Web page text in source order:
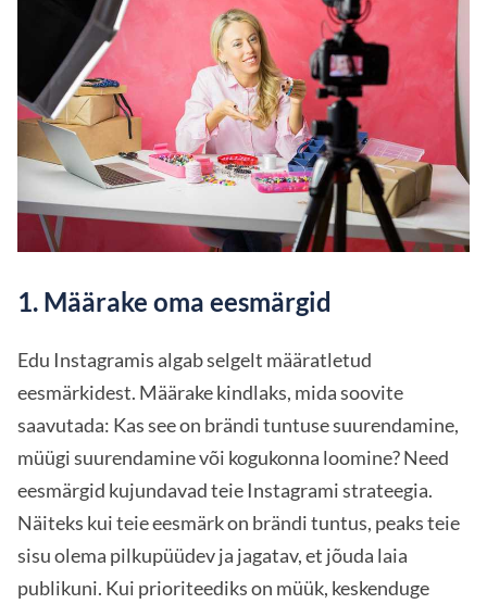
1. Määrake oma eesmärgid
Edu Instagramis algab selgelt määratletud
eesmärkidest. Määrake kindlaks, mida soovite
saavutada: Kas see on brändi tuntuse suurendamine,
müügi suurendamine või kogukonna loomine? Need
eesmärgid kujundavad teie Instagrami strateegia.
Näiteks kui teie eesmärk on brändi tuntus, peaks teie
sisu olema pilkupüüdev ja jagatav, et jõuda laia
publikuni. Kui prioriteediks on müük, keskenduge